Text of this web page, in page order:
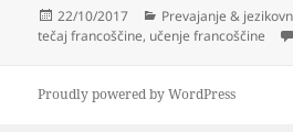
Posted
on
22/10/2017 Categories
Prevajanje &
tečaj francoščine, učenje francoščine
Proudly powered by WordPress